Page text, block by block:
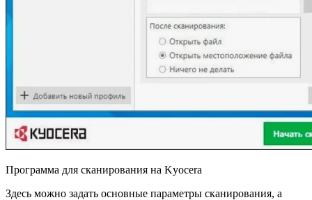
Программа для сканирования на Kyocera
Здесь можно задать основные параметры сканирования, а